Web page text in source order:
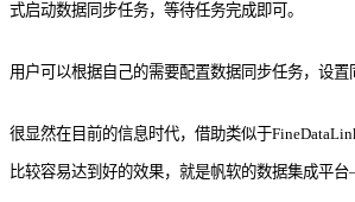
式启动数据同步任务，等待任务完成即可。
用户可以根据自己的需要配置数据同步任务，设
很显然在目前的信息时代，借助类似于
比较容易达到好的效果，就是帆软的数据集成平